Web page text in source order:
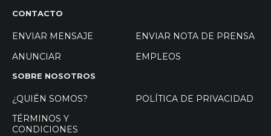
CONTACTO
ENVIAR MENSAJE
ENVIAR NOTA DE PRENSA
ANUNCIAR
EMPLEOS
SOBRE NOSOTROS
¿QUIÉN SOMOS?
POLÍTICA DE PRIVACIDAD
TÉRMINOS Y
CONDICIONES